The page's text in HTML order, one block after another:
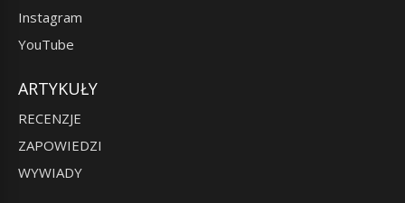
Instagram
YouTube
ARTYKUŁY
RECENZJE
ZAPOWIEDZI
WYWIADY